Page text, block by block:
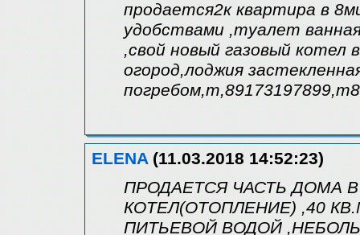
продается2к квартира в
удобствами ,туалет
,свой новый газовый котел
огород,лоджия
ELENA(11.03.2018 14:52:23)
ПРОДАЕТСЯ ЧАСТЬ ДОМА
КОТЕЛ(ОТОПЛЕНИЕ) ,40
ПИТЬЕВОЙ ВОДОЙ